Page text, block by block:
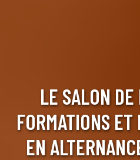
LE SALON
FORMATIONS
EN